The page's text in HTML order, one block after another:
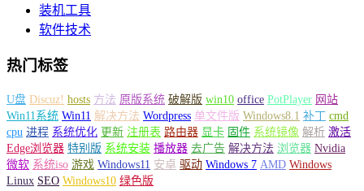
装机工具
软件技术
热门标签
U盘 Discuz! hosts 方法 原版系统 破解版 win10 office PotPlayer 网站
Win11系统 Win11 解决方法 Wordpress 单文件版 Windows8.1 补丁 cmd
cpu 进程 系统优化 更新 注册表 路由器 显卡 固件 系统镜像 解析 激活
Edge浏览器 特别版 系统安装 播放器 去广告 解决方法 浏览器 Nvidia
微软 系统iso 游戏 Windows11 安卓 驱动 Windows 7 AMD Windows
Linux SEO Windows10 绿色版